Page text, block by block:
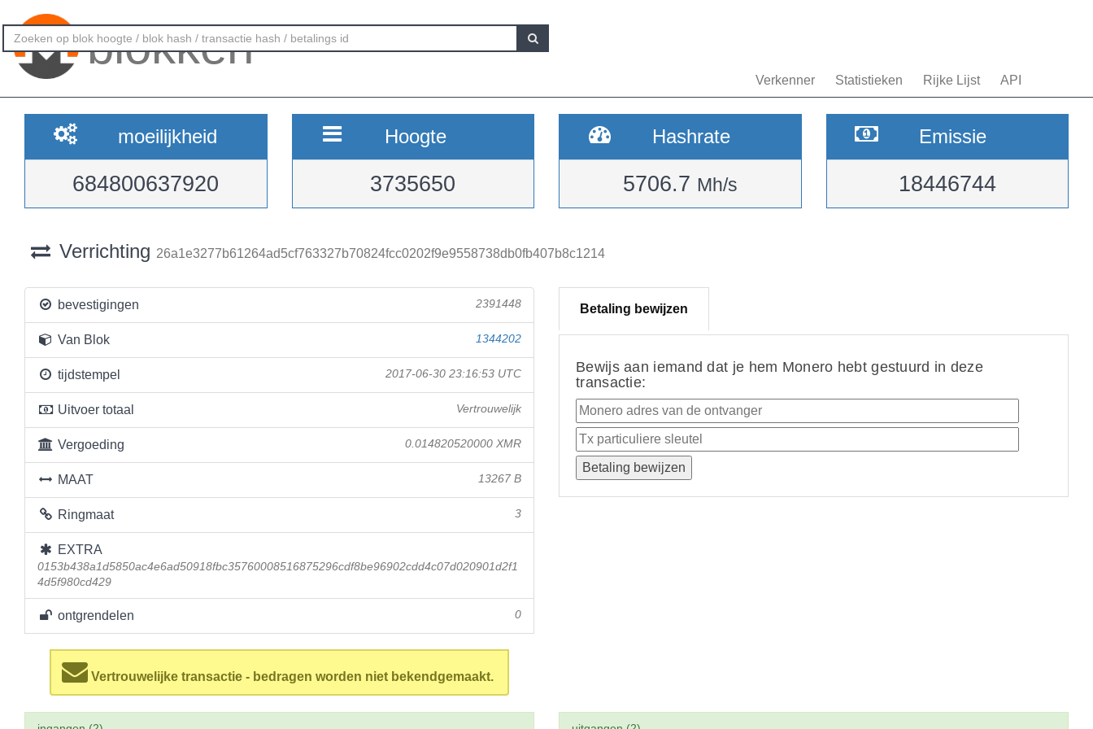
blokken
Verkenner Statistieken Rijke Lijst API
moeilijkheid
684800637920
Hoogte
3735650
Hashrate
5706.7 Mh/s
Emissie
18446744
Verrichting 26a1e3277b61264ad5cf763327b70824fcc0202f9e9558738db0fb407b8c1214
bevestigingen 2391448
Van Blok 1344202
tijdstempel 2017-06-30 23:16:53 UTC
Uitvoer totaal Vertrouwelijk
Vergoeding 0.014820520000 XMR
MAAT 13267 B
Ringmaat 3
EXTRA
0153b438a1d5850ac4e6ad50918fbc35760008516875296cdf8be96902cdd4c07d020901d2f1
4d5f980cd429
ontgrendelen 0
Vertrouwelijke transactie - bedragen worden niet bekendgemaakt.
Betaling bewijzen
Bewijs aan iemand dat je hem Monero hebt gestuurd in deze
transactie: